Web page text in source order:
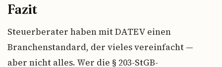
Fazit
Steuerberater haben mit DATEV einen
Branchenstandard, der vieles vereinfacht —
aber nicht alles. Wer die § 203-StGB-